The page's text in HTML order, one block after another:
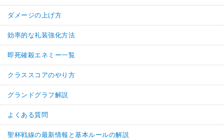
ダメージの上げ方
効率的な礼装強化方法
即死確殺エネミー一覧
クラススコアのやり方
グランドグラフ解説
よくある質問
聖杯戦線の最新情報と基本ルールの解説